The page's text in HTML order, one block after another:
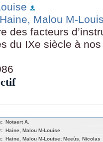
Haine, Malou M-
des facteurs
du IXe siècle à
Notaert A.
Haine, Malou M-Louise
Haine, Malou M-Louise; Meeùs, Nicolas